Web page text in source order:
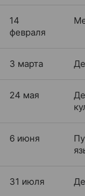
14
февраля
3 марта
24 мая
6 июня
31 июля